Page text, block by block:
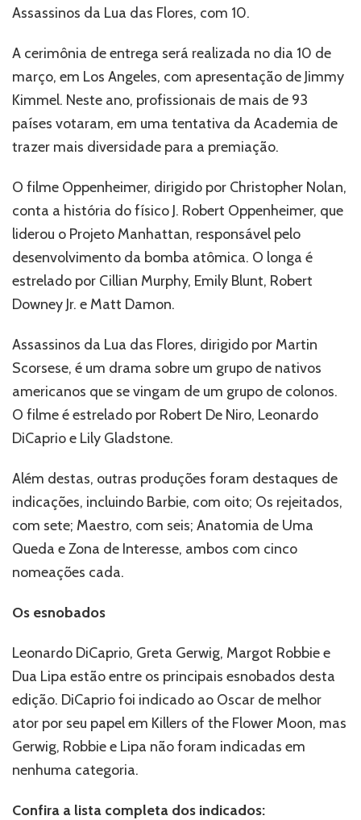
das
indicações;
veja
a
lista
completa
Assassinos da Lua das Flores, com 10.
A cerimônia de entrega será realizada no dia 10 de
março, em Los Angeles, com apresentação de Jimmy
Kimmel. Neste ano, profissionais de mais de 93
países votaram, em uma tentativa da Academia de
trazer mais diversidade para a premiação.
O filme Oppenheimer, dirigido por Christopher Nolan,
conta a história do físico J. Robert Oppenheimer, que
liderou o Projeto Manhattan, responsável pelo
desenvolvimento da bomba atômica. O longa é
estrelado por Cillian Murphy, Emily Blunt, Robert
Downey Jr. e Matt Damon.
Assassinos da Lua das Flores, dirigido por Martin
Scorsese, é um drama sobre um grupo de nativos
americanos que se vingam de um grupo de colonos.
O filme é estrelado por Robert De Niro, Leonardo
DiCaprio e Lily Gladstone.
Além destas, outras produções foram destaques de
indicações, incluindo Barbie, com oito; Os rejeitados,
com sete; Maestro, com seis; Anatomia de Uma
Queda e Zona de Interesse, ambos com cinco
nomeações cada.
Os esnobados
Leonardo DiCaprio, Greta Gerwig, Margot Robbie e
Dua Lipa estão entre os principais esnobados desta
edição. DiCaprio foi indicado ao Oscar de melhor
ator por seu papel em Killers of the Flower Moon, mas
Gerwig, Robbie e Lipa não foram indicadas em
nenhuma categoria.
Confira a lista completa dos indicados: